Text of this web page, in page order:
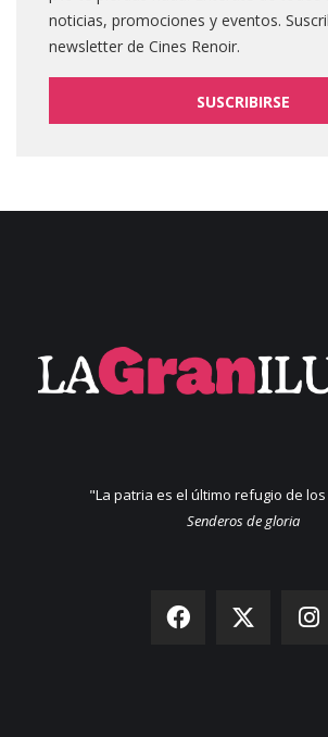
noticias, promociones y eventos.
newsletter de Cines Renoir.
SUSCRIBIRSE
"La patria es el último refugio de
Senderos de gloria